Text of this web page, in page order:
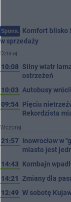
Spons. Komfort blisko
w sprzedaży
Dzisiaj
10:08 Silny wiatr
ostrzeżeń
10:03 Autobusy
09:54 Pięciu
Rekordzista
Wczoraj
21:57 Inowrocław w
miasto jest
14:43 Kombajn
14:21 Zmiany dla
12:49 W sobotę